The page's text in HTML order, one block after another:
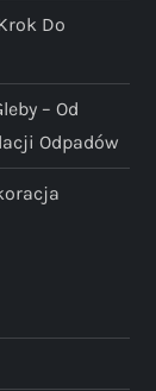
Do
– Od
Odpadów